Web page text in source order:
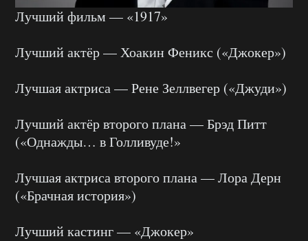
Лучший фильм — «1917»
Лучший актёр — Хоакин Феникс («Джокер»)
Лучшая актриса — Рене Зеллвегер («Джуди»)
Лучший актёр второго плана — Брэд Питт
(«Однажды… в Голливуде!»
Лучшая актриса второго плана — Лора Дерн
(«Брачная история»)
Лучший кастинг — «Джокер»